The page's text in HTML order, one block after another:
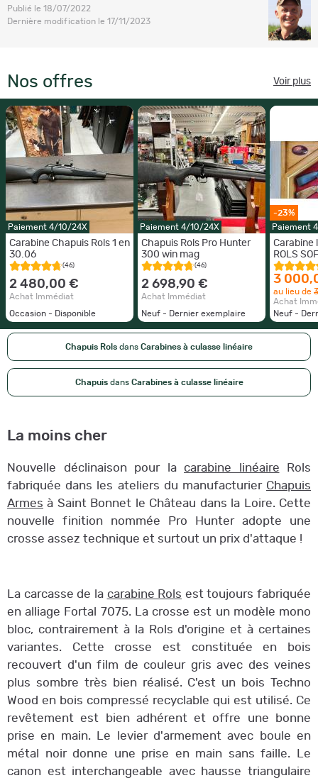
Publié le 18/07/2022
Dernière modification le 17/11/2023
Nos offres Voir plus
Paiement 4/10/24X
Carabine Chapuis Rols 1 en
30.06
(46)
2 480,00 €
Achat Immédiat
Occasion - Disponible
Paiement 4/10/24X
Chapuis Rols Pro Hunter
300 win mag
(46)
2 698,90 €
Achat Immédiat
Neuf - Dernier exemplaire
-23%
Paiement
Carabine
ROLS
9.3x62
3
au lieu de
Achat
Neuf -
Chapuis Rols dans Carabines à culasse linéaire
Chapuisdans Carabines à culasse linéaire
La moins cher
Nouvelle déclinaison pour la carabine linéaire Rols
fabriquée dans les ateliers du manufacturier Chapuis
Armes à Saint Bonnet le Château dans la Loire. Cette
nouvelle finition nommée Pro Hunter adopte une
crosse assez technique et surtout un prix d'attaque !
La carcasse de la carabine Rols est toujours fabriquée
en alliage Fortal 7075. La crosse est un modèle mono
bloc, contrairement à la Rols d'origine et à certaines
variantes. Cette crosse est constituée en bois
recouvert d'un film de couleur gris avec des veines
plus sombre très bien réalisé. C'est un bois Techno
Wood en bois compressé recyclable qui est utilisé. Ce
revêtement est bien adhérent et offre une bonne
prise en main. Le levier d'armement avec boule en
métal noir donne une prise en main sans faille. Le
canon est interchangeable avec hausse triangulaire